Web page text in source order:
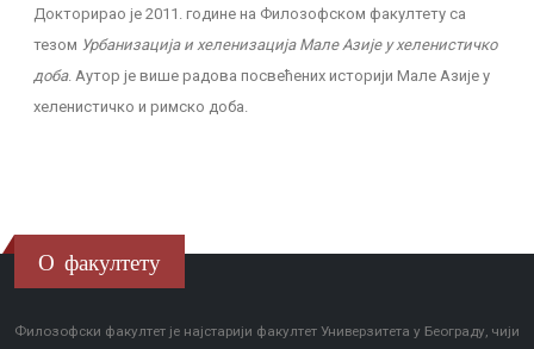
Докторирао је 2011. године на Филозофском факултету са
тезом Урбанизација и хеленизација Мале Азије у хеленистичко
доба. Аутор је више радова посвећених историји Мале Азије у
хеленистичко и римско доба.
О факултету
Филозофски факултет је најстарији факултет Универзитета у Београду, чији